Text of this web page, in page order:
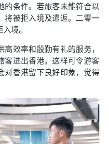
的条件。若旅客未能符合以
将被拒入境及遣返。二零一
境。
效率和殷勤有礼的服务，
客进出香港。这样可令游客
对香港留下良好印象，觉得